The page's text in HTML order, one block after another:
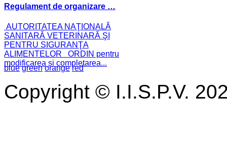
Regulament de organizare …
AUTORITATEA NAŢIONALĂ
SANITARĂ VETERINARĂ ŞI
PENTRU SIGURANŢA
ALIMENTELOR ORDIN pentru
modificarea și completarea...
blue green orange red
Copyright © I.I.S.P.V.